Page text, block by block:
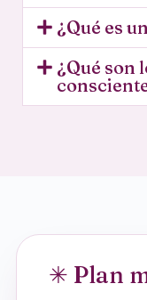
¿Qué es
¿Qué son
✳ Plan